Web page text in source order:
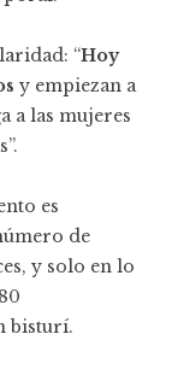
“Hoy
y empiezan a
a las mujeres
es
de
y solo en lo
bisturí.